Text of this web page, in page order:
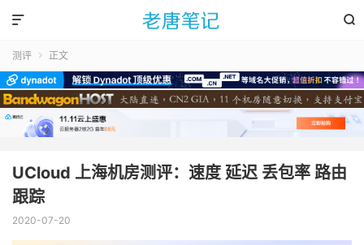


测评  正文
UCloud 上海机房测评：速度 延迟 丢包率 路由
跟踪
2020-07-20